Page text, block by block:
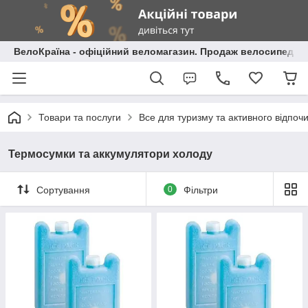
ВелоКраїна - офіційний веломагазин. Продаж велосипедів
Товари та послуги Все для туризму та активного
Термосумки та аккумулятори холоду
Сортування 0 Фільтри